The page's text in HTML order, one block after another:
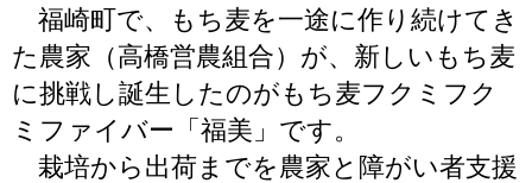
福崎町で、もち麦を一途に作り続けてき
た農家（高橋営農組合）が、新しいもち麦
に挑戦し誕生したのがもち麦フクミフク
ミファイバー「福美」です。
栽培から出荷までを農家と障がい者支援